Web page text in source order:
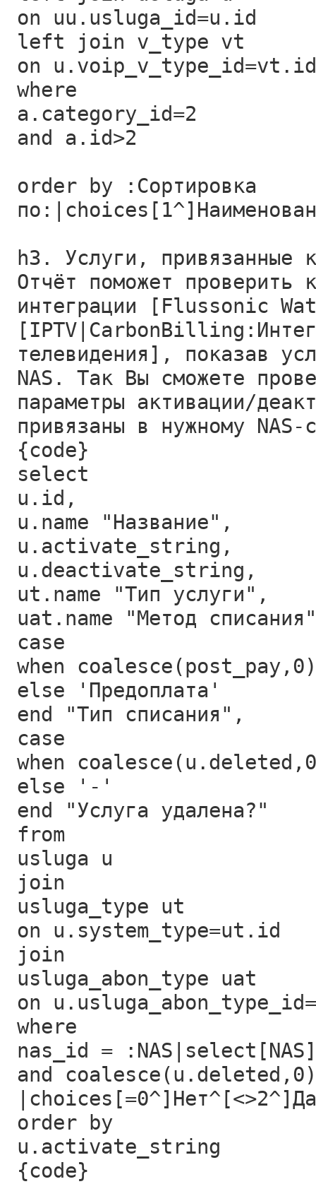
on uu.usluga_id=u.id
left join v_type vt
on u.voip_v_type_id=vt.id
where
a.category_id=2
and a.id>2
order by :Сортировка
h3. Услуги, привязанные к
Отчёт поможет проверить
интеграции [Flussonic
телевидения], показав
NAS. Так Вы сможете
параметры активации/
привязаны в нужному NAS-
{code}
select
u.id,
u.name "Название",
u.activate_string,
u.deactivate_string,
ut.name "Тип услуги",
uat.name "Метод
case
when
else 'Предоплата'
end "Тип списания",
case
when
else '-'
end "Услуга удалена?"
from
usluga u
join
usluga_type ut
on u.system_type=ut.id
join
usluga_abon_type uat
on
where
nas_id =
and coalesce(u.deleted,0)
order by
u.activate_string
{code}